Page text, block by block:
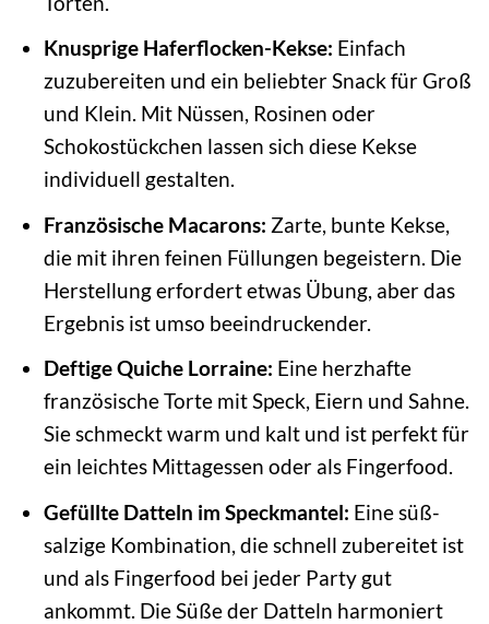
Knusprige Haferflocken-Kekse: Einfach
zuzubereiten und ein beliebter Snack für Groß
und Klein. Mit Nüssen, Rosinen oder
Schokostückchen lassen sich diese Kekse
individuell gestalten.
Französische Macarons: Zarte, bunte Kekse,
die mit ihren feinen Füllungen begeistern. Die
Herstellung erfordert etwas Übung, aber das
Ergebnis ist umso beeindruckender.
Deftige Quiche Lorraine: Eine herzhafte
französische Torte mit Speck, Eiern und Sahne.
Sie schmeckt warm und kalt und ist perfekt für
ein leichtes Mittagessen oder als Fingerfood.
Gefüllte Datteln im Speckmantel: Eine süß-
salzige Kombination, die schnell zubereitet ist
und als Fingerfood bei jeder Party gut
ankommt. Die Süße der Datteln harmoniert